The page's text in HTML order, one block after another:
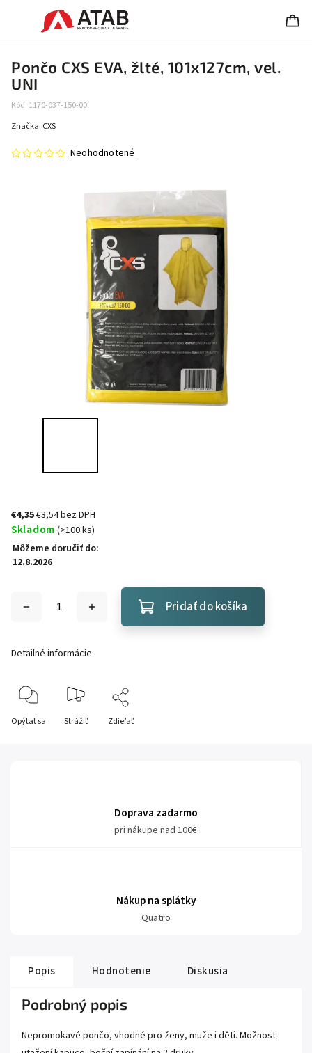
Pončo CXS EVA, žlté, 101x127cm, vel.
UNI
Kód: 1170-037-150-00
Neohodnotené
Značka: CXS
€4,35€3,54 bez DPH
Skladom (>100 ks)
Môžeme doručiť do:
12.8.2026
Pridať do košíka
Detailné informácie
Opýtať sa Strážiť Zdieľať
Doprava zadarmo
pri nákupe nad 100€
Nákup na splátky
Quatro
Popis Hodnotenie Diskusia
Podrobný popis
Nepromokavé pončo, vhodné pro ženy, muže i děti. Možnost